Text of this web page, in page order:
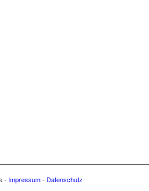
- Impressum- Datenschutz